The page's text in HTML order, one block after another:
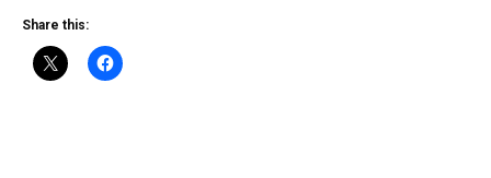
Share this: